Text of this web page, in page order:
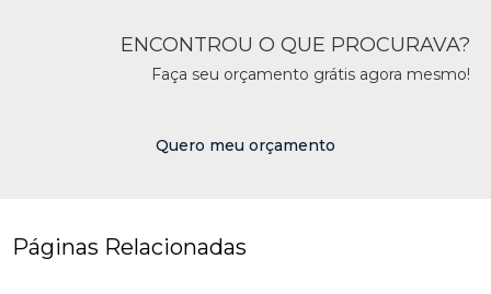
ENCONTROU O QUE PROCURAVA?
Faça seu orçamento grátis agora mesmo!
Quero meu orçamento
Páginas Relacionadas